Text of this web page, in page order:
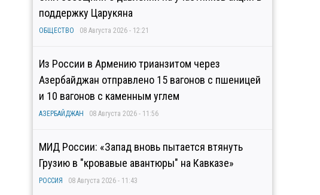
поддержку Царукяна
ОБЩЕСТВО 08 Августа 2026 - 12:21
Из России в Армению трианзитом через
Азербайджан отправлено 15 вагонов с пшеницей
и 10 вагонов с каменным углем
АЗЕРБАЙДЖАН 08 Августа 2026 - 11:56
МИД России: «Запад вновь пытается втянуть
Грузию в "кровавые авантюры" на Кавказе»
РОССИЯ 08 Августа 2026 - 11:43